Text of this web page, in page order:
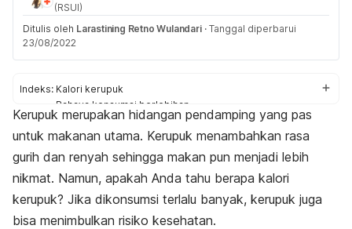
(RSUI)
Ditulis oleh Larastining Retno Wulandari · Tanggal diperbarui
23/08/2022
Indeks: Kalori kerupuk
Bahaya konsumsi berlebihan
Anjuran sehat
Kerupuk merupakan hidangan pendamping yang pas
untuk makanan utama. Kerupuk menambahkan rasa
gurih dan renyah sehingga makan pun menjadi lebih
nikmat. Namun, apakah Anda tahu berapa kalori
kerupuk? Jika dikonsumsi terlalu banyak, kerupuk juga
bisa menimbulkan risiko kesehatan.